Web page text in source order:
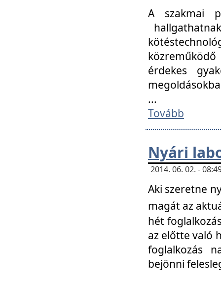
A szakmai
érdekes
...
Tovább
Nyári
2014. 06. 02. -
Aki szeretne
magát az
hét
az előtte való
foglalkozás
bejönni